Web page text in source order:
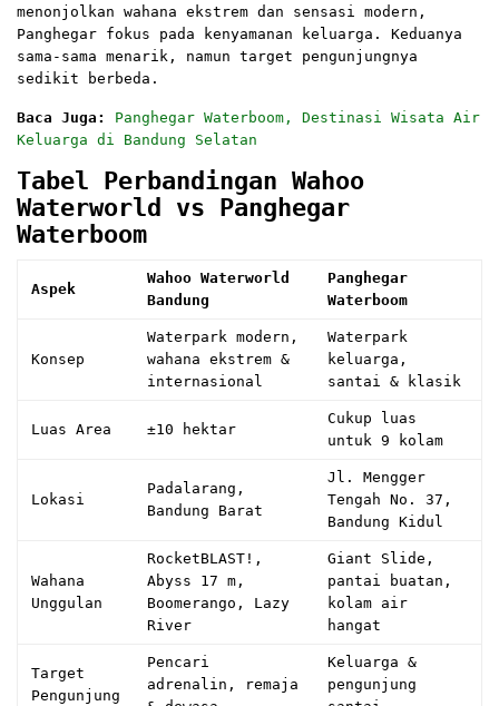
menonjolkan wahana ekstrem dan sensasi modern,
Panghegar fokus pada kenyamanan keluarga. Keduanya
sama-sama menarik, namun target pengunjungnya
sedikit berbeda.
Baca Juga: Panghegar Waterboom, Destinasi Wisata Air
Keluarga di Bandung Selatan
Tabel Perbandingan Wahoo
Waterworld vs Panghegar
Waterboom
Aspek
Wahoo Waterworld
Bandung
Panghegar
Waterboom
Konsep
Waterpark modern,
wahana ekstrem &
internasional
Waterpark
keluarga,
santai & klasik
Luas Area ±10 hektar
Cukup luas
untuk 9 kolam
Lokasi
Padalarang,
Bandung Barat
Jl. Mengger
Tengah No. 37,
Bandung Kidul
Wahana
Unggulan
RocketBLAST!,
Abyss 17 m,
Boomerango, Lazy
River
Giant Slide,
pantai buatan,
kolam air
hangat
Target
Pengunjung
Pencari
adrenalin, remaja
Keluarga &
pengunjung